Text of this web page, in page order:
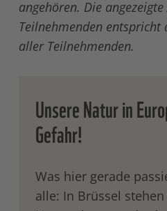
angehören. Die
Teilnehmenden entspricht
aller Teilnehmenden.
Unsere Natur in
Gefahr!
Was hier gerade
alle: In Brüssel